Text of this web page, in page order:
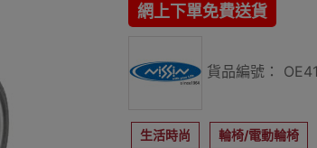
網上下單免費送貨
貨品編號：
生活時尚 輪椅/電動輪椅